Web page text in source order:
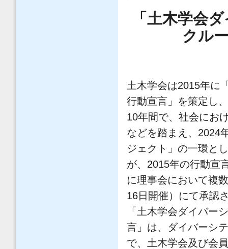
「土木学会
クル
土木学会は2015年に
行動宣言」を策定し
10年間で、社会にお
などを踏まえ、2024
ジェクト」の一環と
が、2015年の行動宣
に理事会において複
16日開催）にて承認
「土木学会ダイバー
言」は、ダイバーシ
で、土木学会及び会